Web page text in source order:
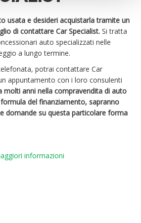
usata e desideri acquistarla tramite un
di contattare Car Specialist. Si tratta
auto specializzati nelle
a lungo termine.
potrai contattare Car
appuntamento con i loro consulenti
molti anni nella compravendita di auto
del finanziamento, sapranno
domande su questa particolare forma
informazioni